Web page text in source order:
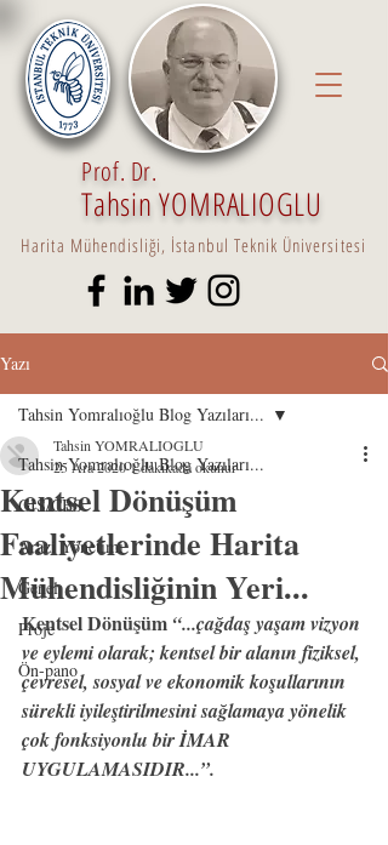
Prof. Dr.
Tahsin YOMRALIOGLU
Harita Mühendisliği, İstanbul Teknik Üniversitesi
Yazı
Tahsin Yomralıoğlu Blog Yazıları...
GIS/CBS
Arazi Yönetimi
Genel
Proje
Ön-pano
Tahsin Yomralıoğlu Blog Yazıları...
Kentsel Dönüşüm
Faaliyetlerinde Harita
Mühendisliğinin Yeri...
Tahsin YOMRALIOGLU
25 Ara 20201 dakikada okunur
Kentsel Dönüşüm “...çağdaş yaşam vizyon
ve eylemi olarak; kentsel bir alanın fiziksel,
çevresel, sosyal ve ekonomik koşullarının
sürekli iyileştirilmesini sağlamaya yönelik
çok fonksiyonlu bir İMAR
UYGULAMASIDIR...”.